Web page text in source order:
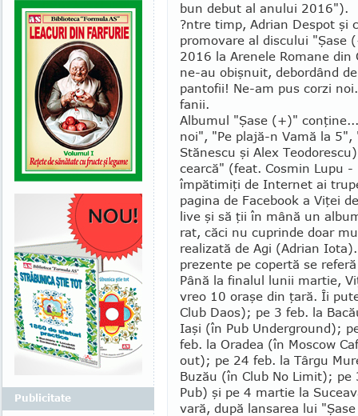
bun debut al anului 2016").
?ntre timp, Adrian Despot şi
promovare al discului
2016 la Arenele Romane
ne-au obişnuit, debordând
pantofii! Ne-am pus corzi
fanii.
Albumul "Şase (+)"
noi", "Pe plajă-n Vamă la
Stănescu şi Alex
cearcă" (feat. Cosmin Lupu
împătimiţi de In­ter­net ai
pagina de Facebook a Viţei
live şi să ţii în mână un
rat, căci nu cuprinde doar
realizată de Agi (Adrian
pre­zente pe copertă se
Până la finalul lunii mar­tie,
vreo 10 oraşe din ţară. Îi
Club Daos); pe 3 feb. la
Iaşi (în Pub Underground);
feb. la Oradea (în Moscow
out); pe 24 feb. la Târgu
Buzău (în Club No Limit);
Pub) şi pe 4 martie la
vară, după lansarea lui
Publicitate